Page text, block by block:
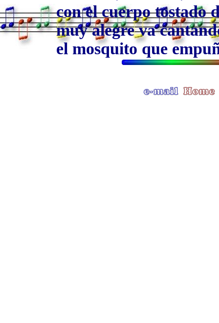
con el cuerpo tostado
muy alegre va
el mosquito que